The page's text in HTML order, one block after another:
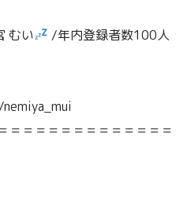
い
/年内登録者数100人
＝＝＝＝＝＝＝＝＝＝＝＝＝